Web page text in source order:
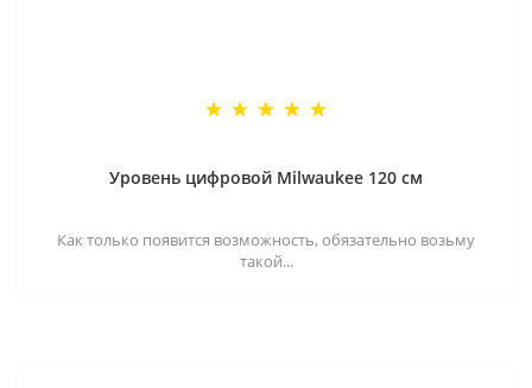
Уровень цифровой Milwaukee 120 см
Как только появится возможность, обязательно возьму
такой...